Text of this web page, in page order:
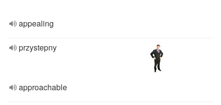
appealing
przystepny
approachable